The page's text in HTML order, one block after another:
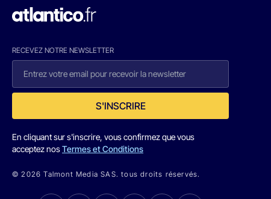
RECEVEZ NOTRE NEWSLETTER
S'INSCRIRE
En cliquant sur s'inscrire, vous confirmez que vous
acceptez nosTermes et Conditions
© 2026 Talmont Media SAS. tous droits réservés.